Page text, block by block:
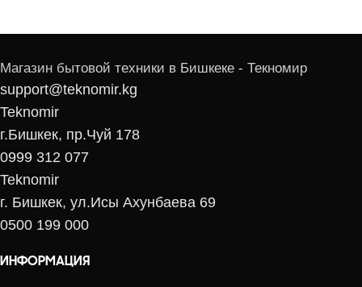
Магазин бытовой техники в Бишкеке - Текномир
support@teknomir.kg
Teknomir
г.Бишкек, пр.Чуй 178
0999 312 077
Teknomir
г. Бишкек, ул.Исы Ахунбаева 69
0500 199 000
ИНФОРМАЦИЯ